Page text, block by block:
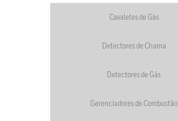
Cavaletes de Gás
Detectores de Chama
Detectores de Gás
Gerenciadores de Combustão